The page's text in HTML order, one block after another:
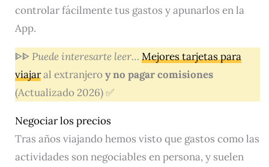
controlar fácilmente tus gastos y apunarlos en la
App.
ᐈᐈ Puede interesarte leer… Mejores tarjetas para
viajaral extranjeroy no pagar comisiones
(Actualizado 2026) ✅
Negociar los precios
Tras años viajando hemos visto que gastos como las
actividades son negociables en persona, y suelen